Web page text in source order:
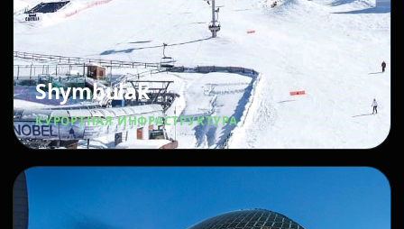
Shymbulak
КУРОРТНАЯ ИНФРАСТРУКТУРА